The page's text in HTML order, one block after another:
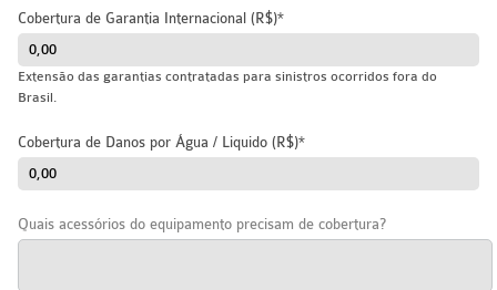
Cobertura de Garantia Internacional (R$)
Extensão das garantias contratadas para sinistros ocorridos fora do
Brasil.
Cobertura de Danos por Água / Liquido (R$)
Quais acessórios do equipamento precisam de cobertura?